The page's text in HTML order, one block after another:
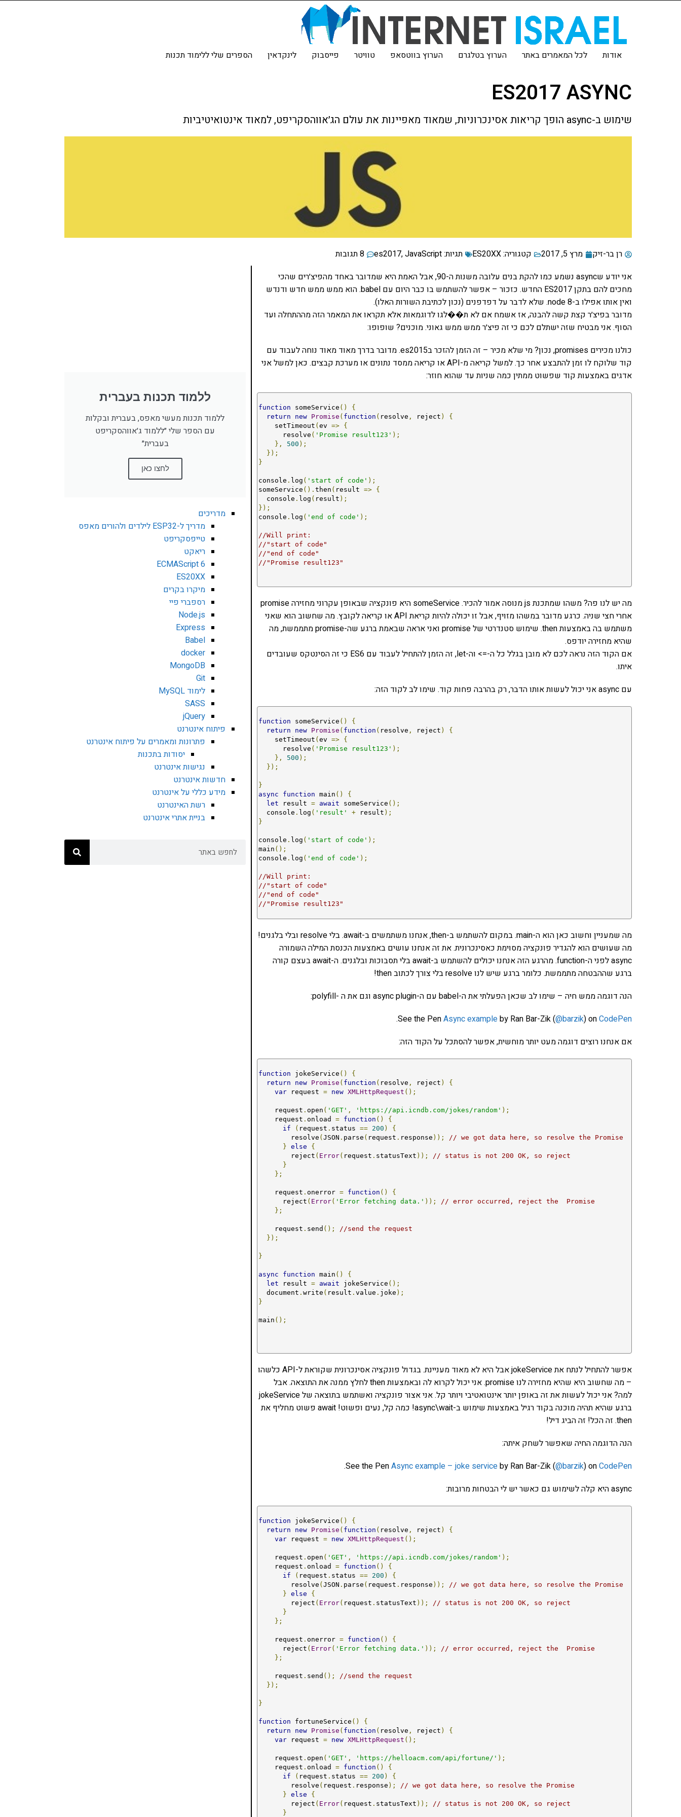
אודות לכל המאמרים באתר הערוץ בטלגרם הערוץ בווטסאפ טוויטר פייסבוק לינקדאין הספרים שלי ללימוד תכנות
ES2017 ASYNC
שימוש ב-async הופך קריאות אסינכרוניות, שמאוד מאפיינות את עולם הג׳אווהסקריפט, למאוד אינטואיטיביות
רן בר-זיק מרץ 5, 2017 קטגוריה:ES20XX תגיות: es2017,JavaScript
8 תגובות
אני יודע שasync נשמע כמו להקת בנים עלובה משנות ה-90, אבל האמת היא שמדובר באחד מהפיצ׳רים שהכי
מחכים להם בתקן ES2017 החדש. כזכור – אפשר להשתמש בו כבר היום עם babel. הוא ממש ממש חדש ודנדש
ואין אותו אפילו ב-node 8. שלא לדבר על דפדפנים (נכון לכתיבת השורות האלו).
מדובר בפיצ׳ר קצת קשה להבנה, אז אשמח אם לא ת��לגו לדוגמאות אלא תקראו את המאמר הזה מההתחלה ועד
הסוף. אני מבטיח שזה ישתלם לכם כי זה פיצ׳ר ממש ממש גאוני. מוכנים? שופופו:
כולנו מכירים promises, נכון? מי שלא מכיר – זה הזמן להזכר בes2015. מדובר בדרך מאוד מאוד נוחה לעבוד עם
קוד שלוקח לו זמן להתבצע אחר כך. למשל קריאה מ-API או קריאה ממסד נתונים או מערכת קבצים. כאן למשל אני
אדגים באמצעות קוד שפשוט ממתין כמה שניות עד שהוא חוזר:
function someService ()
{
return
new Promise ( function ( resolve , reject )
{
    setTimeout
(ev => {
      resolve
( 'Promise result123' );
},
500 );
});
}
console . log ( 'start of code' );
someService ().then ( result => {
  console
. log ( result );
});
console . log ( 'end of code' );
//Will print:
//"start of code"
//"end of code"
//"Promise result123"
מה יש לנו פה? משהו שמתכנת js מנוסה אמור להכיר. someService היא פונקציה שבאופן עקרוני מחזירה promise
אחרי חצי שניה. כרגע מדובר במשהו מזויף, אבל זו יכולה להיות קריאת API או קריאה לקובץ. מה שחשוב הוא שאני
משתמש בה באמצעות then. שימוש סטנדרטי של promise ואני אראה שבאמת ברגע שה-promise מתממשת, מה
שהיא מחזירה יודפס.
אם הקוד הזה נראה לכם לא מובן בגלל כל ה-=> וה-let, זה הזמן להתחיל לעבוד עם ES6 כי זה הסינטקס שעובדים
איתו.
עם async אני יכול לעשות אותו הדבר, רק בהרבה פחות קוד. שימו לב לקוד הזה:
function someService ()
{
return
new Promise ( function ( resolve , reject )
{
    setTimeout
(ev => {
      resolve
( 'Promise result123' );
},
500 );
});
}
async
function main ()
{
let result = await someService ();
  console
. log ( 'result' + result );
}
console . log ( 'start of code' );
main ();
console . log ( 'end of code' );
//Will print:
//"start of code"
//"end of code"
//"Promise result123"
מה שמעניין וחשוב כאן הוא ה-main. במקום להשתמש ב-then, אנחנו משתמשים ב-await. בלי resolve ובלי בלגנים!
מה שעושים הוא להגדיר פונקציה מסוימת כאסינכרונית. את זה אנחנו עושים באמצעות הכנסת המילה השמורה
async לפני ה-function. מהרגע הזה אנחנו יכולים להשתמש ב-await בלי תסבוכות ובלגנים. ה-await בעצם קורה
ברגע שההבטחה מתממשת. כלומר ברגע שיש לנו resolve בלי צורך לכתוב then!
הנה דוגמה ממש חיה – שימו לב שכאן הפעלתי את ה-babel עם ה-async plugin וגם את ה -polyfill:
See the PenAsync exampleby Ran Bar-Zik (@barzik) onCodePen
.
אם אנחנו רוצים דוגמה מעט יותר מוחשית, אפשר להסתכל על הקוד הזה:
function jokeService ()
{
return
new Promise ( function ( resolve , reject )
{
var request = new XMLHttpRequest ();
    request
. open ( 'GET' , 'https://api.icndb.com/jokes/random' );
    request
. onload = function ()
{
if
( request . status == 200 )
{
        resolve
(JSON . parse ( request . response ));
// we got data here, so resolve the Promise
}
else
{
        reject
( Error( request . statusText ));
// status is not 200 OK, so reject
}
};
    request
. onerror = function ()
{
      reject
( Error( 'Error fetching data.' ));
// error occurred, reject the  Promise
};
    request
. send ();
//send the request
});
}
async function main ()
{
let result = await jokeService ();
  document
.write ( result .value . joke );
}
main ();
אפשר להתחיל לנתח את jokeService אבל היא לא מאוד מעניינת. בגדול פונקציה אסינכרונית שקוראת ל-API כלשהו
– מה שחשוב היא שהיא מחזירה לנו promise. אני יכול לקרוא לה ובאמצעות then לחלץ ממנה את התוצאה. אבל
למה? אני יכול לעשות את זה באופן יותר אינטואטיבי ויותר קל. אני אצור פונקציה ואשתמש בתוצאה של jokeService
ברגע שהיא תהיה מוכנה בקוד רגיל באמצעות שימוש ב-async\wait! כמה קל, נעים ופשוט! await פשוט מחליף את
then. זה הכל! זה הביג דיל!
הנה הדוגמה החיה שאפשר לשחק איתה:
See the PenAsync example – joke serviceby Ran Bar-Zik (@barzik) onCodePen
.
async היא קלה לשימוש גם כאשר יש לי הבטחות מרובות:
function jokeService ()
{
return
new Promise ( function ( resolve , reject )
{
var request = new XMLHttpRequest ();
    request
. open ( 'GET' , 'https://api.icndb.com/jokes/random' );
    request
. onload = function ()
{
if
( request . status == 200 )
{
        resolve
(JSON . parse ( request . response ));
// we got data here, so resolve the Promise
}
else
{
        reject
( Error( request . statusText ));
// status is not 200 OK, so reject
}
};
    request
. onerror = function ()
{
      reject
( Error( 'Error fetching data.' ));
// error occurred, reject the  Promise
};
    request
. send ();
//send the request
});
}
function fortuneService ()
{
return
new Promise ( function ( resolve , reject )
{
var request = new XMLHttpRequest ();
    request
. open ( 'GET' , 'https://helloacm.com/api/fortune/' );
    request
. onload = function ()
{
if
( request . status == 200 )
{
        resolve
( request . response );
// we got data here, so resolve the Promise
}
else
{
        reject
( Error( request . statusText ));
// status is not 200 OK, so reject
}
ללמוד תכנות בעברית
ללמוד תכנות מעשי מאפס, בעברית ובקלות
עם הספר שלי ״ללמוד ג׳אווהסקריפט
בעברית״
לחצו כאן
מדריכים
מדריך ל-ESP32 לילדים ולהורים מאפס
טייפסקריפט
ריאקט
ECMAScript 6
ES20XX
מיקרו בקרים
רספברי פיי
Node.js
Express
Babel
docker
MongoDB
Git
לימוד MySQL
SASS
jQuery
פיתוח אינטרנט
פתרונות ומאמרים על פיתוח אינטרנט
יסודות בתכנות
נגישות אינטרנט
חדשות אינטרנט
מידע כללי על אינטרנט
רשת האינטרנט
בניית אתרי אינטרנט